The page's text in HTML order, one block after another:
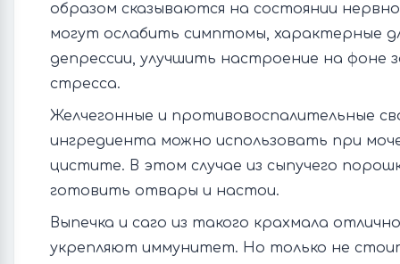
образом сказываются на состоянии
могут ослабить симптомы, характерные
депрессии, улучшить настроение на фоне
стресса.
Желчегонные и противовоспалительные
ингредиента можно использовать при
цистите. В этом случае из сыпучего
готовить отвары и настои.
Выпечка и саго из такого крахмала
укрепляют иммунитет. Но только не